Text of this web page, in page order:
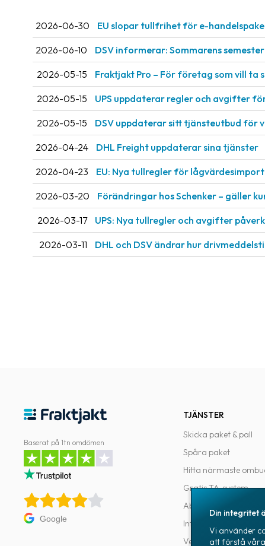
2026-06-30 EU slopar tullfrihet för e-
2026-06-10 DSV informerar: Sommarens
2026-05-15 Fraktjakt Pro – För företag som vill ta
2026-05-15 UPS uppdaterar regler och avgifter
2026-05-15 DSV uppdaterar sitt tjänsteutbud för
2026-04-24 DHL Freight uppdaterar sina tjänster
2026-04-23 EU: Nya tullregler för
2026-03-20 Förändringar hos Schenker – gäller
2026-03-17 UPS: Nya tullregler och avgifter
2026-03-11 DHL och DSV ändrar hur
Baserat på 1tn omdömen
Google
TJÄNSTER
Skicka paket & pall
Spåra paket
Hitta närmaste
Gratis TA-system
Abonnemang
Integrationer
Verktyg för utvecklare
Din integritet
Vi använder
att förstå